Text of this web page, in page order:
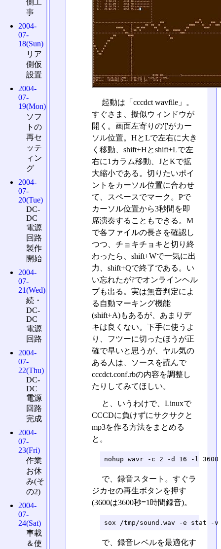
起動は「cccdct wavfile」。
すぐさま、擬似ウィンドウが
開く。画面左寄りの'['がカー
ソル位置。HとLで左右に大き
く移動、shift+Hとshift+Lで左
右に1カラム移動、JとKで拡
大縮小である。切りたいポイ
ントをカーソル位置に合わせ
て、スペースでマーク。Pで
カーソル位置から3秒間を即
席演奏することもできる。M
で各ファイルの長さを確認し
つつ、チョキチョキと切り終
わったら、shift+Wで一気に出
力、shift+Qで終了である。い
い忘れたが?でオンラインヘル
プも出る。実は無音判定によ
る自動マーキング機能
(shift+A)もあるが、あまりデ
キは良くない。下手に使うよ
り、フツーに切ったほうが正
確で早いと思うが、ヤル気の
ある人は、ソースを読んで
cccdct.conf.rbの内容を調整し
たりしてみてほしい。
と、いうわけで、Linuxで
CCCDに負けずにサクサクと
mp3を作る方法をまとめる
と。
nohup wavr -c 2 -d 16 -l
で、録音スタート。すぐラ
ジカセの再生ボタンを押す
(3600は3600秒=1時間録音)。
sox /tmp/sound.wav -e stat -v
で、録音レベルを最適化す
側工
事
2004-
07-
18(Sun)
リア
側仮
設置
2004-
07-
19(Mon)
ソフ
トの
再セ
ッテ
ィン
グ
2004-
07-
20(Tue)
DC-
DC
電源
回路
製作
開始
2004-
07-
21(Wed)
続・
DC-
DC
電源
回路
2004-
07-
22(Thu)
DC-
DC
電源
回路
完成
2004-
07-
23(Fri)
作業
お休
み(そ
の2)
2004-
07-
24(Sat)
車載
＆使